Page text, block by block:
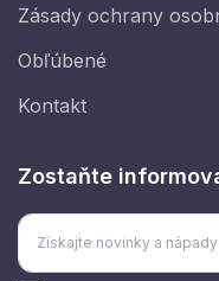
Zásady ochrany
Obľúbené
Kontakt
Zostaňte